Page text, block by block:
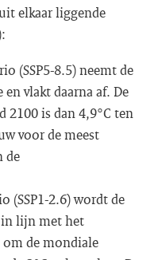
elkaar liggende
(SSP5-8.5) neemt de
vlakt daarna af. De
is dan 4,9°C ten
voor de meest
de
(SSP1-2.6) wordt de
lijn met het
om de mondiale